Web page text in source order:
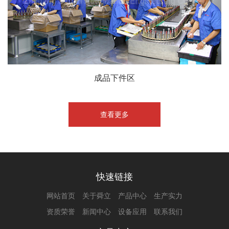
成品下件区
查看更多
快速链接
网站首页 关于舜立 产品中心
生产实力
资质荣誉
新闻中心 设备应用 联系我们